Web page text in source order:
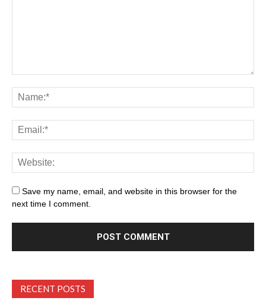
Save my name, email, and website in this browser for the
next time I comment.
RECENT POSTS